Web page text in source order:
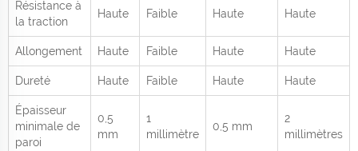
Résistance à
la traction
Haute Faible Haute Haute
Allongement Haute Faible Haute Haute
Dureté Haute Faible Haute Haute
Épaisseur
minimale de
paroi
0,5
mm
1
millimètre
0,5 mm
2
millimètres